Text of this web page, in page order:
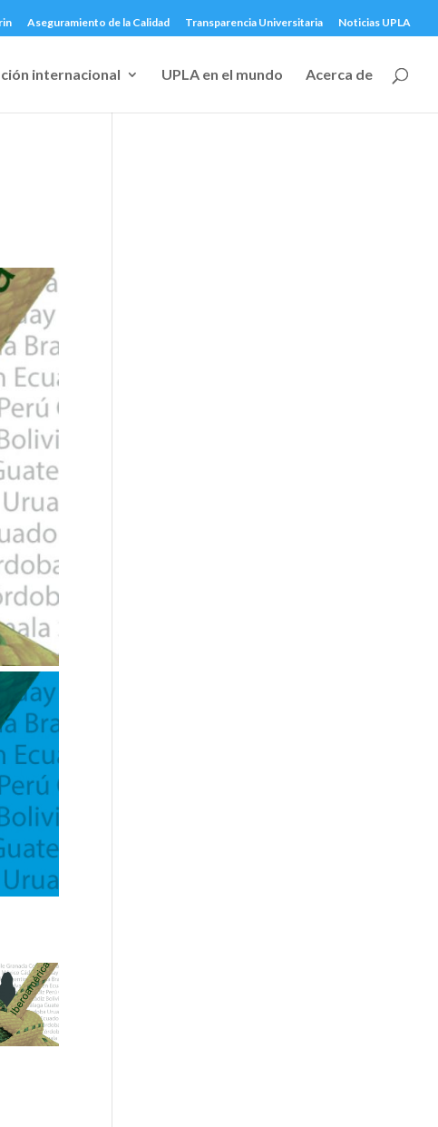
Aseguramiento de la Calidad Transparencia Universitaria Noticias UPLA
internacional UPLA en el mundo Acerca de